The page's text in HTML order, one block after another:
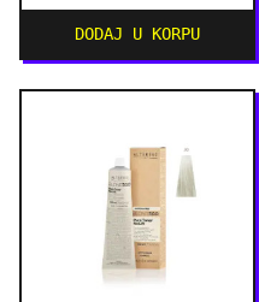
DODAJ U KORPU